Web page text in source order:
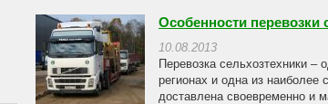
Особенности перевозки
10.08.2013
Перевозка сельхозтехники –
регионах и одна из
доставлена своевременно и